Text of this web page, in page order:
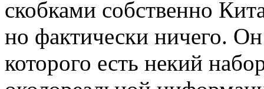
скобками собственно
но фактически ничего.
которого есть некий